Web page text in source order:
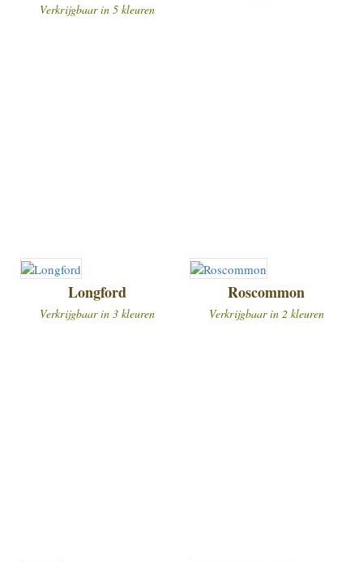
Verkrijgbaar in 5 kleuren
Longford
Verkrijgbaar in 3 kleuren
Roscommon
Verkrijgbaar in 2 kleuren